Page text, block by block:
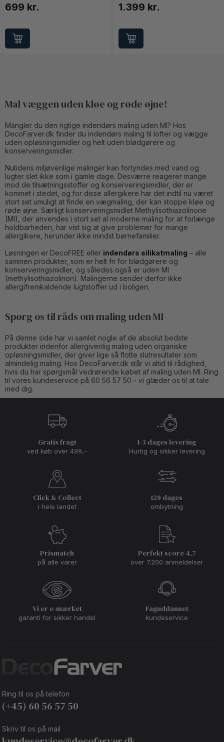
699 kr. 1.399 kr.
Mal væggen uden kløe og røde øjne!
Mangler du den rigtige indendørs maling uden MI? Hos
DecoFarver.dk finder du indendørs maling til lofter og vægge
uden opløsningsmidler og helt uden blødgørere og
konserveringsmidler.
Nutidens miljøvenlige malinger kan fortyndes med vand og
lugter slet ikke som i gamle dage. Desværre reagerer mange
mod de tilsætningsstoffer og konserveringsmidler, der er
kommet i stedet, og for disse allergikere har det indtil nu været
stort set umuligt at finde en vægmaling, der kan stoppe kløe og
røde øjne. Særligt konserveringsmidlet Methylisothiazolinone
(MI), der anvendes i stort set al moderne maling for at forlænge
holdbarheden, har vist sig at give problemer for mange
allergikere, herunder ikke mindst børnefamilier.
Løsningen er DecoFREE eller indendørs silikatmaling – alle
sammen produkter, som er helt fri for blødgørere og
konserveringsmidler, og således også er uden MI
(methylisothiazolinon). Malingerne sender derfor ikke
allergifremkaldende lugtstoffer ud i boligen.
Spørg os til råds om maling uden MI
På denne side har vi samlet nogle af de absolut bedste
produkter indenfor allergivenlig maling uden organiske
opløsningsmidler, der giver lige så flotte slutresultater som
almindelig maling. Hos DecoFarver.dk står vi altid til rådighed,
hvis du har spørgsmål vedrørende købet af maling uden MI. Ring
til vores kundeservice på 60 56 57 50 - vi glæder os til at tale
med dig.
Gratis fragt
ved køb over 499,-
1-3 dages levering
Hurtig og sikker levering
Click & Collect
i hele landet
120 dages
ombytning
Prismatch
på alle varer
Perfekt score 4,7
over 7.200 anmeldelser
Vi er e-mærket
garanti for sikker handel
Faguddannet
kundeservice
Ring til os på telefon
(+45) 60 56 57 50
Skriv til os på mail